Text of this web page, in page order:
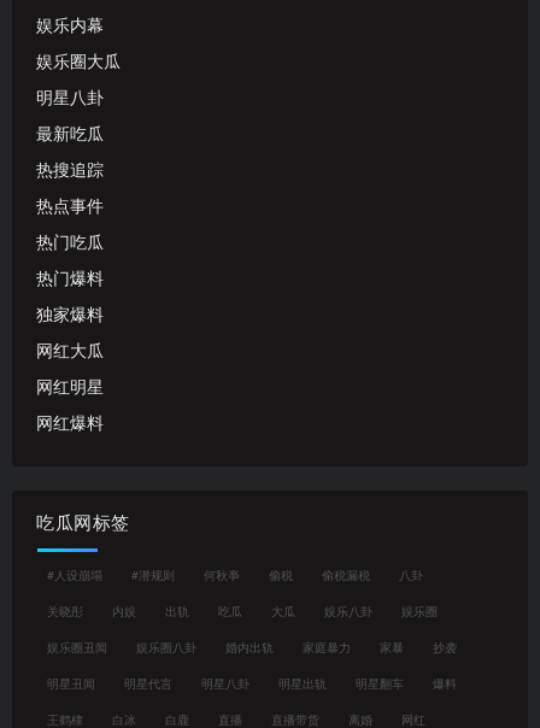
娱乐内幕
娱乐圈大瓜
明星八卦
最新吃瓜
热搜追踪
热点事件
热门吃瓜
热门爆料
独家爆料
网红大瓜
网红明星
网红爆料
吃瓜网标签
#人设崩塌 #潜规则 何秋亊 偷税 偷税漏税 八卦
关晓彤 内娱 出轨 吃瓜 大瓜 娱乐八卦 娱乐圈
娱乐圈丑闻 娱乐圈八卦 婚内出轨 家庭暴力 家暴 抄袭
明星丑闻 明星代言 明星八卦 明星出轨 明星翻车 爆料
王鹤棣 白冰 白鹿 直播 直播带货 离婚 网红